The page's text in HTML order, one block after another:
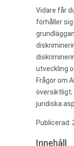
Vidare får
förhåller
utveckling
Frågor om
översiktligt;
juridiska
Publicerad:
Innehåll